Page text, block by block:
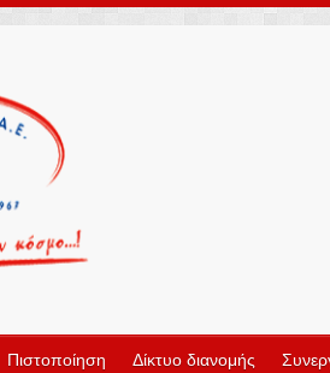
Πιστοποίηση Δίκτυο διανομής